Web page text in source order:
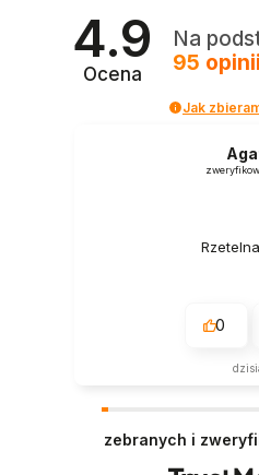
4.9
Ocena
Na
95 opinii
Jak
0
zebranych i